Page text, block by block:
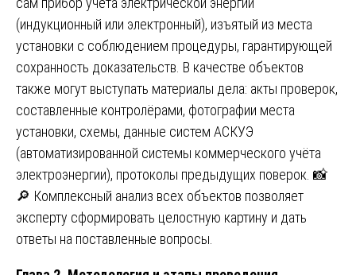
(индукционный или электронный), изъятый из места
установки с соблюдением процедуры, гарантирующей
сохранность доказательств. В качестве объектов
также могут выступать материалы дела: акты проверок,
составленные контролёрами, фотографии места
установки, схемы, данные систем АСКУЭ
(автоматизированной системы коммерческого учёта
электроэнергии), протоколы предыдущих поверок. 📸
🔎 Комплексный анализ всех объектов позволяет
эксперту сформировать целостную картину и дать
ответы на поставленные вопросы.